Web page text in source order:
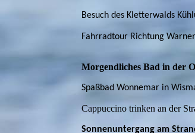
Besuch des Kletterwalds
Fahrradtour Richtung
Morgendliches Bad in der
Spaßbad Wonnemar in
Cappuccino trinken an der
Sonnenuntergang am